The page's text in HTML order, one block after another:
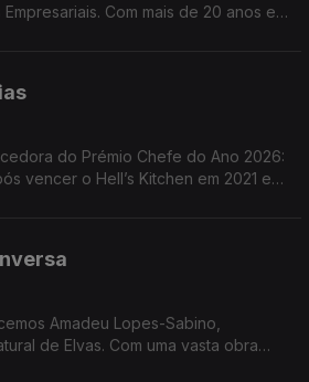
Com mais de 20 anos em
do Prémio Chefe do Ano 2026:
vencer o Hell’s Kitchen em 2021 e
Amadeu Lopes-Sabino,
de Elvas. Com uma vasta obra